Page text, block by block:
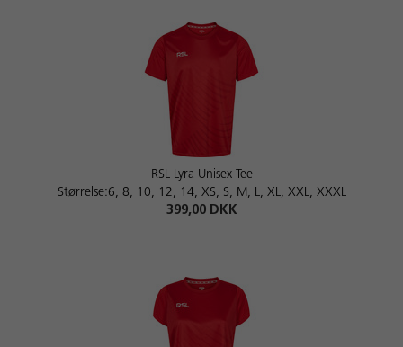
RSL Lyra Unisex Tee
Størrelse:6, 8, 10, 12, 14, XS, S, M, L, XL, XXL, XXXL
399,00 DKK